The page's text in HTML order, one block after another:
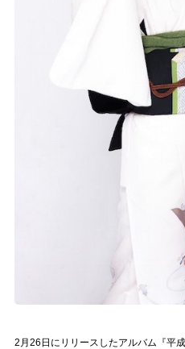
muevoクラウドファンディン
ぶいクラ！by muevo
ぶいコミュ！by muevo
2月26日にリリースしたアルバム『平